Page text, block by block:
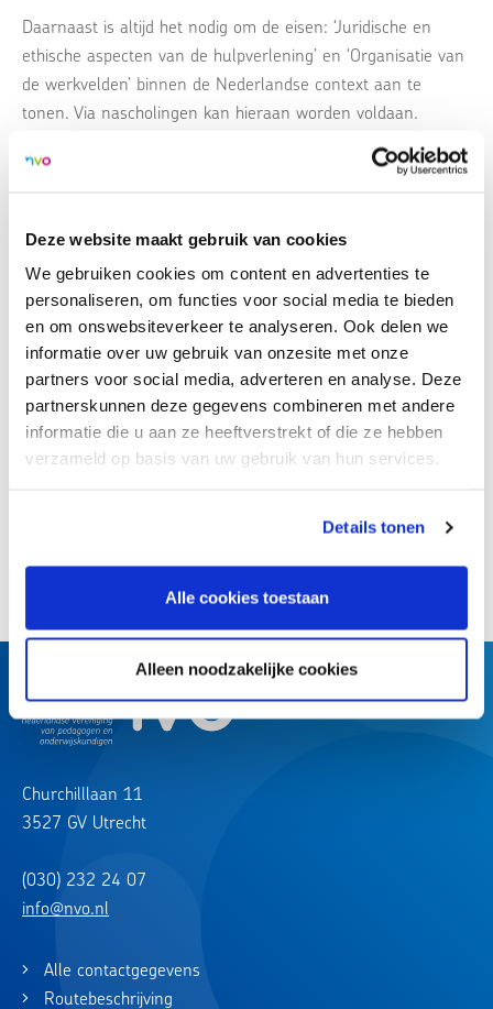
Deze website maakt gebruik van cookies
We gebruiken cookies om content en advertenties te
personaliseren, om functies voor social media te bieden
en om onswebsiteverkeer te analyseren. Ook delen we
informatie over uw gebruik van onzesite met onze
partners voor social media, adverteren en analyse. Deze
partnerskunnen deze gegevens combineren met andere
informatie die u aan ze heeftverstrekt of die ze hebben
verzameld op basis van uw gebruik van hun services.
Details tonen
Alle cookies toestaan
Alleen noodzakelijke cookies
Daarnaast is altijd het nodig om de eisen: ‘Juridische en
ethische aspecten van de hulpverlening’ en ‘Organisatie van
de werkvelden’ binnen de Nederlandse context aan te
tonen. Via nascholingen kan hieraan worden voldaan.
Verklaring vooropleiding voor de registratie NVO pedagoog MSWORD - 92.5 KB
Verklaring vooropleiding voor de registratie NVO orthopedagoog MSWORD - 705.5 KB
NVO Registratiereglement PDF - 834.93 KB
Deel deze vraag:
Churchilllaan 11
3527 GV Utrecht
(030) 232 24 07
info@nvo.nl
Alle contactgegevens
Routebeschrijving